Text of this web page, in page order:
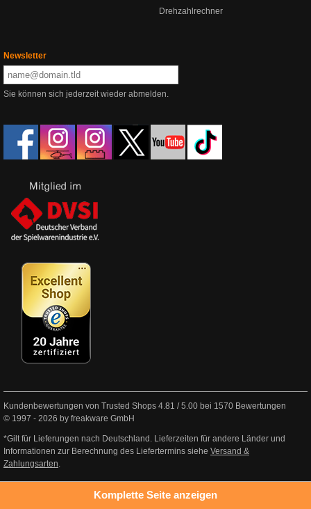
Drehzahlrechner
Newsletter
Sie können sich jederzeit wieder abmelden.
Kundenbewertungen von Trusted Shops 4.81 /5.00 bei 1570 Bewertungen
© 1997 - 2026 by freakware GmbH
*Gilt für Lieferungen nach Deutschland. Lieferzeiten für andere Länder und
Informationen zur Berechnung des Liefertermins siehe Versand &
Zahlungsarten.
Komplette Seite anzeigen